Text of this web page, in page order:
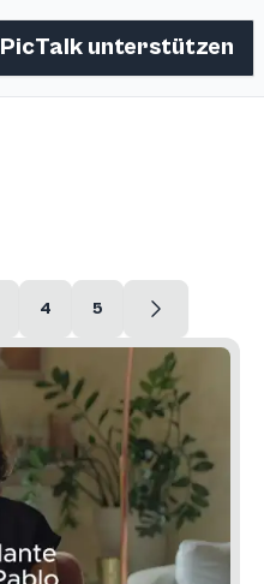
PicTalk unterstützen
4 5